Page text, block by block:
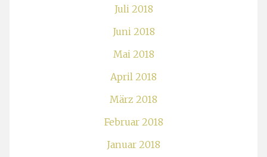
Juli 2018
Juni 2018
Mai 2018
April 2018
März 2018
Februar 2018
Januar 2018